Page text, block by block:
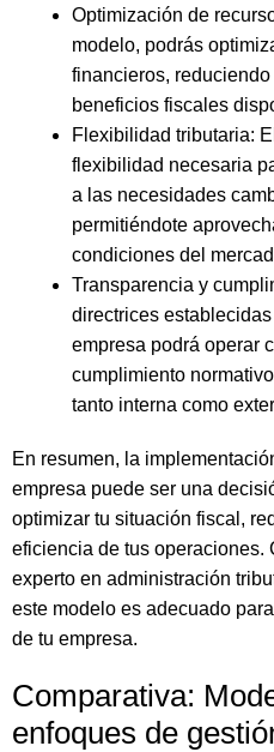
Optimización de
modelo, podrás
financieros,
beneficios fiscales
Flexibilidad tributaria:
flexibilidad necesaria
a las necesidades
permitiéndote
condiciones del
Transparencia y
directrices
empresa podrá operar
cumplimiento
tanto interna como
En resumen, la
empresa puede ser una
optimizar tu situación fiscal,
eficiencia de tus operaciones.
experto en administración
este modelo es adecuado
de tu empresa.
Comparativa:
enfoques de